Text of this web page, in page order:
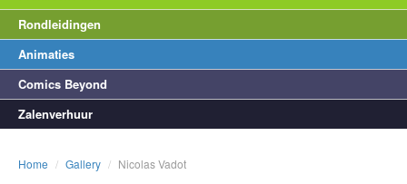
Rondleidingen
Animaties
Comics Beyond
Zalenverhuur
Home / Gallery / Nicolas Vadot